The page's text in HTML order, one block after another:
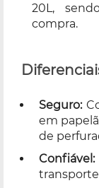
20L,
compra.
Seguro:
em
de
Confiável: